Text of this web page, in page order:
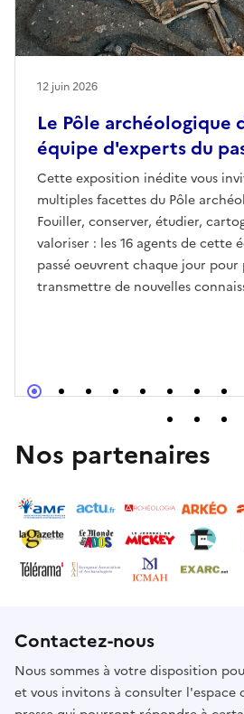
Le Pôle archéologique
équipe d'experts du
Cette exposition inédite vous
multiples facettes du Pôle
Fouiller, conserver, étudier,
valoriser : les 16 agents de cette
passé oeuvrent chaque jour
transmettre de nouvelles
12 juin 2026
Nos partenaires
Contactez-nous
Nous sommes à votre disposition
et vous invitons à consulter l'espace